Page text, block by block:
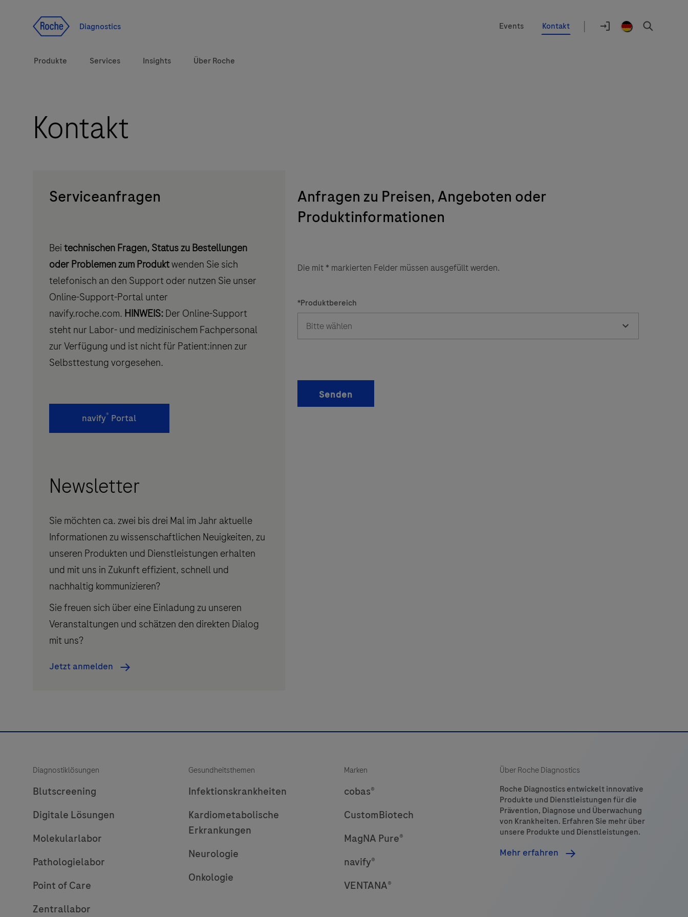
Diagnostics Events Kontakt |
Auswahlhilfe
Produkte
Diagnostiklösungen
Services Insights Über Roche
Kontakt
Serviceanfragen
Beitechnischen Fragen, Status zu Bestellungen
oder Problemen zum Produktwenden Sie sich
telefonisch an den Support oder nutzen Sie unser
Online-Support-Portal unter
navify.roche.com. HINWEIS:Der Online-Support
steht nur Labor- und medizinischem Fachpersonal
zur Verfügung und ist nicht für Patient:innen zur
Selbsttestung vorgesehen.
navify® Portal
Newsletter
Sie möchten ca. zwei bis drei Mal im Jahr aktuelle
Informationen zu wissenschaftlichen Neuigkeiten, zu
unseren Produkten und Dienstleistungen erhalten
und mit uns in Zukunft effizient, schnell und
nachhaltig kommunizieren?
Sie freuen sich über eine Einladung zu unseren
Veranstaltungen und schätzen den direkten Dialog
mit uns?
Jetzt anmelden
Anfragen zu Preisen, Angeboten oder
Produktinformationen
Die mit * markierten Felder müssen ausgefüllt werden.
*Produktbereich
Senden
Diagnostiklösungen
Blutscreening
Digitale Lösungen
Molekularlabor
Pathologielabor
Point of Care
Zentrallabor
Gesundheitsthemen
Infektionskrankheiten
Kardiometabolische
Erkrankungen
Neurologie
Onkologie
Marken
cobas®
CustomBiotech
MagNA Pure®
navify®
VENTANA®
Über Roche Diagnostics
Roche Diagnostics entwickelt innovative
Produkte und Dienstleistungen für die
Prävention, Diagnose und Überwachung
von Krankheiten. Erfahren Sie mehr über
unsere Produkte und Dienstleistungen.
Mehr erfahren